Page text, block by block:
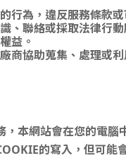
行為，違反服務條款
、聯絡或採取法律行動
益。
商協助蒐集、處理或
，本網站會在您的電
的寫入，但可能